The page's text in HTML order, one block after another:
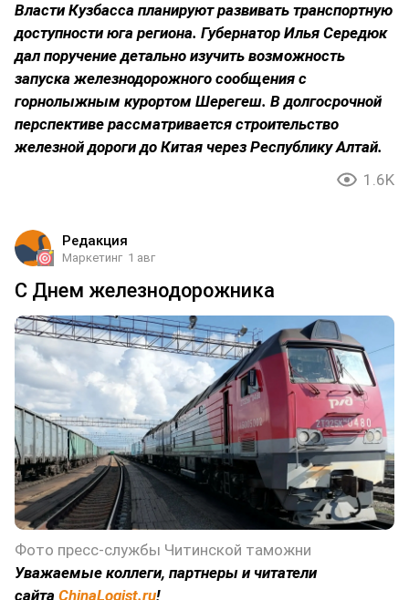
Власти Кузбасса планируют развивать транспортную
доступности юга региона. Губернатор Илья Середюк
дал поручение детально изучить возможность
запуска железнодорожного сообщения с
горнолыжным курортом Шерегеш. В долгосрочной
перспективе рассматривается строительство
железной дороги до Китая через Республику Алтай.
1.6K
Редакция
Маркетинг 1 авг
С Днем железнодорожника
Фото пресс-службы Читинской таможни
Уважаемые коллеги, партнеры и читатели
сайта ChinaLogist.ru!